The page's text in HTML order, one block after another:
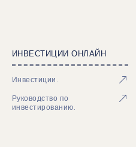
ИНВЕСТИЦИИ ОНЛАЙН
Инвестиции.
Руководство по
инвестированию.